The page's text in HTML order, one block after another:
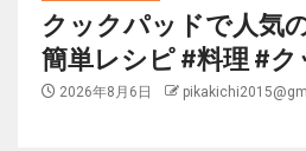
クックパッドで人気
簡単レシピ #料理 #
2026年8月6日